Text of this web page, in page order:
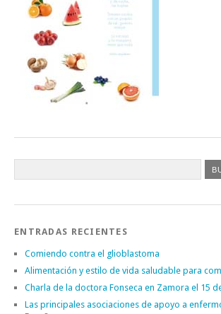
ENTRADAS RECIENTES
Comiendo contra el glioblastoma
Alimentación y estilo de vida saludable para
Charla de la doctora Fonseca en Zamora el 15
Las principales asociaciones de apoyo a